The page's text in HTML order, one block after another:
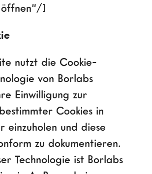
öffnen“/]
nutzt die Cookie-
von Borlabs
Einwilligung zur
Cookies in
einzuholen und diese
zu dokumentieren.
Technologie ist Borlabs